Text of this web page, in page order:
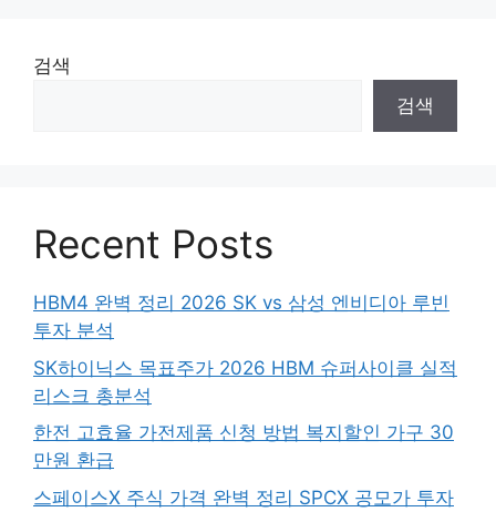
검색
검색
Recent Posts
HBM4 완벽 정리 2026 SK vs 삼성 엔비디아 루빈
투자 분석
SK하이닉스 목표주가 2026 HBM 슈퍼사이클 실적
리스크 총분석
한전 고효율 가전제품 신청 방법 복지할인 가구 30
만원 환급
스페이스X 주식 가격 완벽 정리 SPCX 공모가 투자